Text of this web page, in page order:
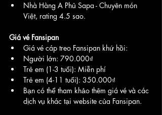
Nhà Hàng A Phủ Sapa - Chuyên món
Việt, rating 4.5 sao.
Giá vé Fansipan
Giá vé cáp treo Fansipan khứ hồi:
Người lớn: 790.000₫
Trẻ em (1-3 tuổi): Miễn phí
Trẻ em (4-11 tuổi): 350.000₫
Bạn có thể tham khảo thêm giá vé và các
dịch vụ khác tại website của Fansipan.